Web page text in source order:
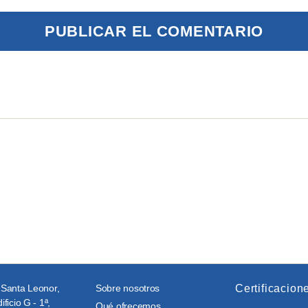
Leonor,
G - 1ª,
Sobre nosotros